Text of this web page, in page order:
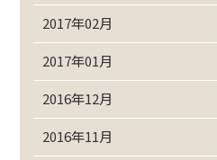
2017年02月
2017年01月
2016年12月
2016年11月